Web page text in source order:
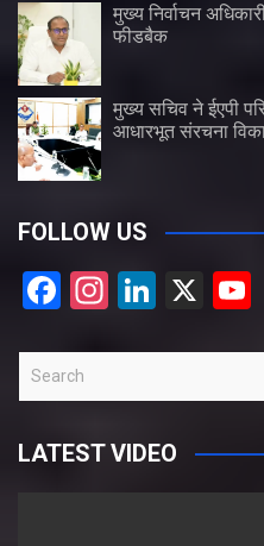
मुख्य निर्वाचन
फीडबैक
मुख्य सचिव ने ईएपी
आधारभूत संरचना
FOLLOW US
F
ce
b
o
In
a
gr
a
Li
ke
dI
n
X
r
LATEST VIDEO